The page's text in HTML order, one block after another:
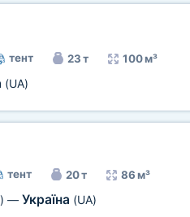
тент 23 т 100 м³
(UA)
тент 20 т 86 м³
— Україна (UA)